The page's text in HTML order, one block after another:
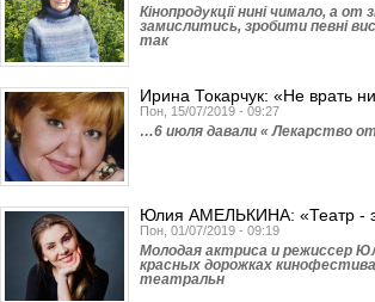
Кінопродукції нині чимало, а
замислитись, зробити певні
так
Ирина Токарчук: «Не врать
Пон, 15/07/2019 - 09:27
…6 июля давали « Лекарство
Юлия АМЕЛЬКИНА: «Театр -
Пон, 01/07/2019 - 09:19
Молодая актриса и режиссер
красных дорожках
театральн